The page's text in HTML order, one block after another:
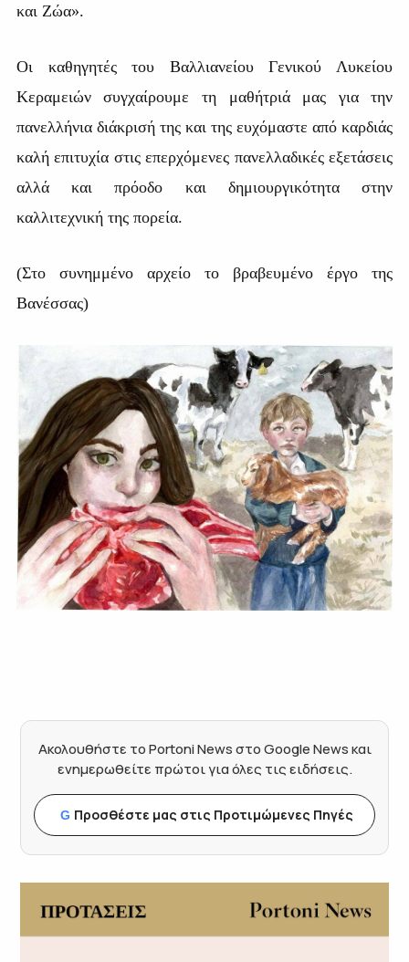
και Ζώα».
Οι καθηγητές του Βαλλιανείου Γενικού Λυκείου
Κεραμειών συγχαίρουμε τη μαθήτριά μας για την
πανελλήνια διάκρισή της και της ευχόμαστε από καρδιάς
καλή επιτυχία στις επερχόμενες πανελλαδικές εξετάσεις
αλλά και πρόοδο και δημιουργικότητα στην
καλλιτεχνική της πορεία.
(Στο συνημμένο αρχείο το βραβευμένο έργο της
Βανέσσας)
Ακολουθήστε το Portoni News στο Google News και
ενημερωθείτε πρώτοι για όλες τις ειδήσεις.
G Προσθέστε μας στις Προτιμώμενες Πηγές